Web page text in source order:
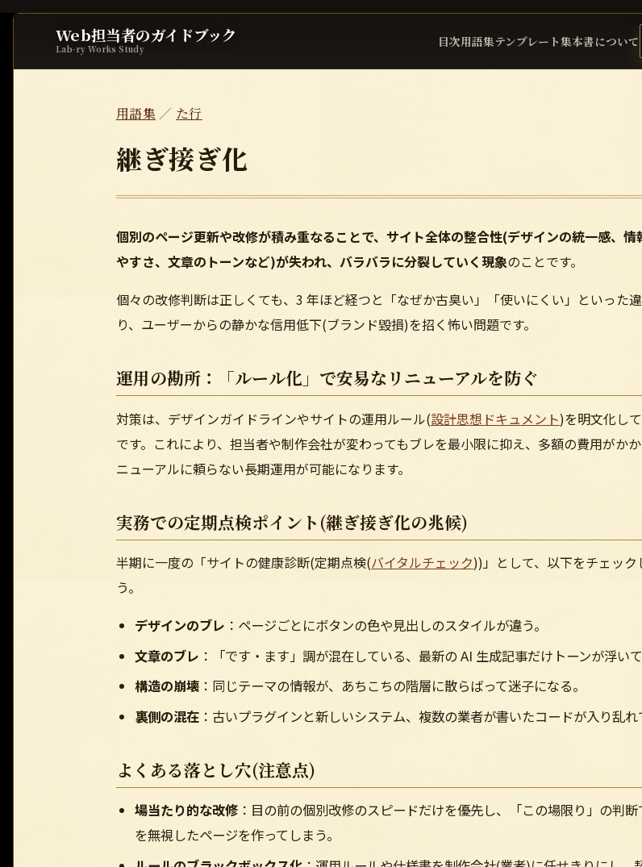
Web担当者のガイドブック
Lab-ry Works Study
目次用語集テンプレート集本書について
用語集／ た行
継ぎ接ぎ化
個別のページ更新や改修が積み重なることで、サイト全体の整合性(デザインの統一感、情
やすさ、文章のトーンなど)が失われ、バラバラに分裂していく現象のことです。
個々の改修判断は正しくても、3 年ほど経つと「なぜか古臭い」「使いにくい」といった
り、ユーザーからの静かな信用低下(ブランド毀損)を招く怖い問題です。
運用の勘所：「ルール化」で安易なリニューアルを防ぐ
対策は、デザインガイドラインやサイトの運用ルール(設計思想ドキュメント)を明文化し
です。これにより、担当者や制作会社が変わってもブレを最小限に抑え、多額の費用がか
ニューアルに頼らない長期運用が可能になります。
実務での定期点検ポイント(継ぎ接ぎ化の兆候)
半期に一度の「サイトの健康診断(定期点検(バイタルチェック))」として、以下をチェック
う。
デザインのブレ ：ページごとにボタンの色や見出しのスタイルが違う。
文章のブレ ：「です・ます」調が混在している、最新の AI 生成記事だけトーンが浮いて
構造の崩壊：同じテーマの情報が、あちこちの階層に散らばって迷子になる。
裏側の混在：古いプラグインと新しいシステム、複数の業者が書いたコードが入り乱れ
よくある落とし穴(注意点)
場当たり的な改修：目の前の個別改修のスピードだけを優先し、「この場限り」の判断
を無視したページを作ってしまう。